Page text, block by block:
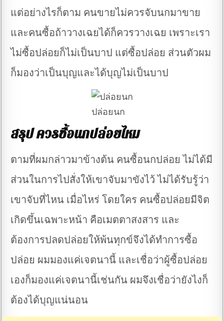
แต่อย่างไรก็ตาม คนขายไม่ควรจับนกมาขาย
และคนซื้อถ้าวางเฉยได้ก็ควรวางเฉย เพราะเรา
ไม่ซื้อปล่อยก็ไม่เป็นบาป แต่ซื้อปล่อย ส่วนตัวผม
ก็มองว่าเป็นบุญและได้บุญไม่เป็นบาป
ปล่อยนก
สรุป ควรซื้อนกปล่อยไหม
ตามที่ผมกล่าวมาข้างต้น คนซื้อนกปล่อย ไม่ได้มี
ส่วนในการไปสั่งให้เขาจับมาขังไว้ ไม่ได้รับรู้ว่า
เขาจับที่ไหน เมื่อไหร่ โดยใคร คนซื้อปล่อยมีจิต
เกิดขึ้นเฉพาะหน้า คือเมตตาสงสาร และ
ต้องการปลดปล่อยให้พ้นทุกข์จึงได้ทำการซื้อ
ปล่อย ผมมองแค่เจตนานี้ และเชื่อว่าผู้ซื้อปล่อย
เองก็มองแค่เจตนานี้เช่นกัน ผมจึงเชื่อว่ายังไงก็
ต้องได้บุญแน่นอน